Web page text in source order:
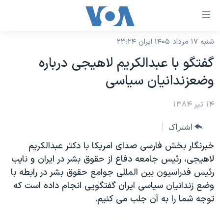
لینکهای
دسترسی
جهش
محتوای
اصلی
جهش
صفحه
اصلی
جهش
به
جستجو
نسخه سبک وب‌سایت
موضوع ها
ایران
آمریکا
جهان
ورزشی
گزیده‌ها
ویژه برنامه‌ها
برنامه های تلویزیونی
جدول برنامه ها
صفحه‌های ویژه
جام جهانی ۲۰۲۶
عملیات خشم حماسی
۲۵۰سالگی آمریکا
فرکانس‌های صدای آمریکا
پخش رادیویی
یادگیری زبان انگلیسی
شنبه ۱۷ مرداد ۱۴۰۵ ایران ۲۳:۲۴
گفتگو با عبدالکريم لاهيجی درباره
وضعزندانيان سياسی
۱۴ تیر ۱۳۸۴
اشتراک
خبرنگار بخش فارسی صدای امريکا با دکتر عبدالکريم
لاهيجی، رئيس جامعه دفاع از حقوق بشر در ايران و نايب
رئيس فدراسيون بين المللی جوامع حقوق بشر در رابطه با
وضع زندانيان سياسی ايران گفتگويی انجام داده است که
توجه شما را به آن جلب می کنيم.